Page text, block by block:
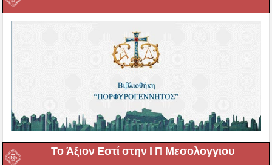
Το Άξιον Εστί στην Ι Π Μεσολογγιου